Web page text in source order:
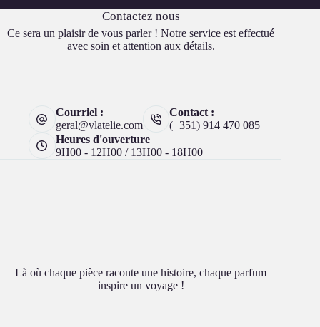
Contactez nous
Ce sera un plaisir de vous parler ! Notre service est effectué
avec soin et attention aux détails.
Courriel :
geral@vlatelie.com
Contact :
(+351) 914 470 085
Heures d'ouverture
9H00 - 12H00 / 13H00 - 18H00
Là où chaque pièce raconte une histoire, chaque parfum
inspire un voyage !